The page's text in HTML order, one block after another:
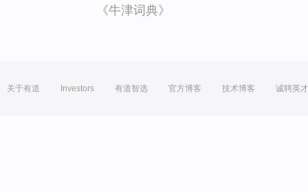
《牛津词典》
关于有道 Investors 有道智选 官方博客 技术博客 诚聘英才